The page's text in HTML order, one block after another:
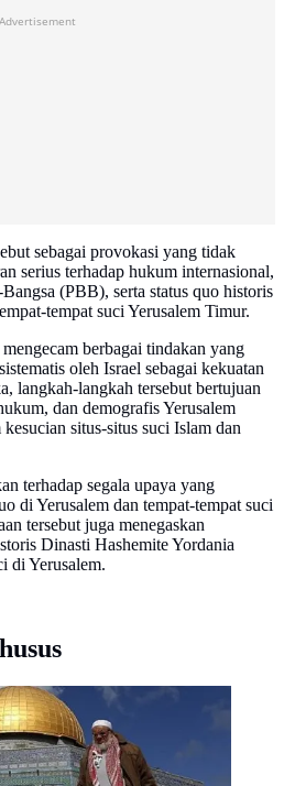
Advertisement
sebagai provokasi yang tidak
serius terhadap hukum internasional,
(PBB), serta status quo historis
tempat suci Yerusalem Timur.
berbagai tindakan yang
oleh Israel sebagai kekuatan
langkah-langkah tersebut bertujuan
dan demografis Yerusalem
situs-situs suci Islam dan
terhadap segala upaya yang
di Yerusalem dan tempat-tempat suci
tersebut juga menegaskan
Dinasti Hashemite Yordania
di Yerusalem.
melewati Dome of
Al-Aqsa sebelum sholat
pada tanggal 13 Januari